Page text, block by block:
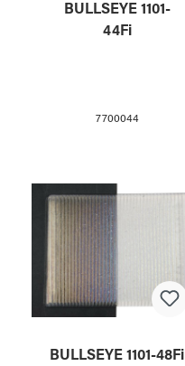
BULLSEYE 1101-
44Fi
7700044
BULLSEYE 1101-48Fi